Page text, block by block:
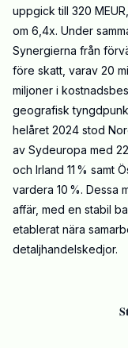
uppgick till 320
om 6,4x. Under
Synergierna från
före skatt, varav 20
miljoner i
geografisk
helåret 2024 stod
av Sydeuropa med
och Irland 11 % samt
vardera 10 %. Dessa
affär, med en stabil
etablerat nära
detaljhandelskedjor.